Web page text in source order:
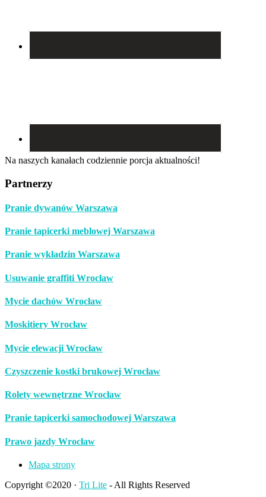
Na naszych kanałach codziennie porcja aktualności!
Partnerzy
Pranie dywanów Warszawa
Pranie tapicerki meblowej Warszawa
Pranie wykładzin Warszawa
Usuwanie graffiti Wrocław
Mycie dachów Wrocław
Moskitiery Wrocław
Mycie elewacji Wrocław
Czyszczenie kostki brukowej Wrocław
Rolety wewnętrzne Wrocław
Pranie tapicerki samochodowej Warszawa
Prawo jazdy Wrocław
Mapa strony
Copyright ©2020 · Tri Lite - All Rights Reserved